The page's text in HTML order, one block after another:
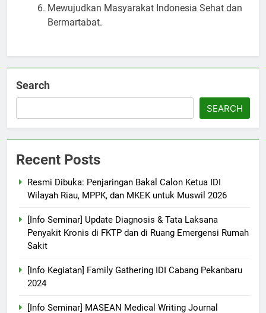
Mewujudkan Masyarakat Indonesia Sehat dan
Bermartabat.
Search
SEARCH
Recent Posts
Resmi Dibuka: Penjaringan Bakal Calon Ketua IDI
Wilayah Riau, MPPK, dan MKEK untuk Muswil 2026
[Info Seminar] Update Diagnosis & Tata Laksana
Penyakit Kronis di FKTP dan di Ruang Emergensi Rumah
Sakit
[Info Kegiatan] Family Gathering IDI Cabang Pekanbaru
2024
[Info Seminar] MASEAN Medical Writing Journal